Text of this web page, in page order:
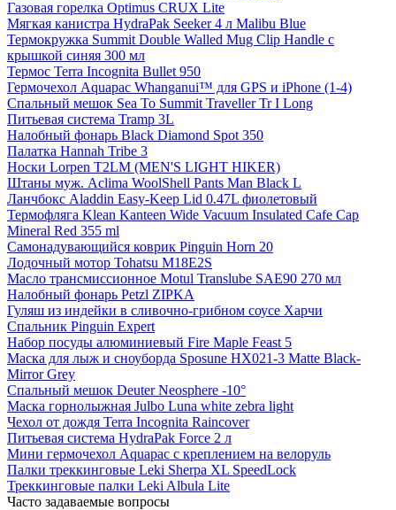
Газовая горелка Optimus CRUX Lite
Мягкая канистра HydraPak Seeker 4 л Malibu Blue
Термокружка Summit Double Walled Mug Clip Handle с
крышкой синяя 300 мл
Термос Terra Incognita Bullet 950
Гермочехол Aquapac Whanganui™ для GPS и iPhone (1-4)
Спальный мешок Sea To Summit Traveller Tr I Long
Питьевая система Tramp 3L
Налобный фонарь Black Diamond Spot 350
Палатка Hannah Tribe 3
Носки Lorpen T2LM (MEN'S LIGHT HIKER)
Штаны муж. Aclima WoolShell Pants Man Black L
Ланчбокс Aladdin Easy-Keep Lid 0.47L фиолетовый
Термофляга Klean Kanteen Wide Vacuum Insulated Cafe Cap
Mineral Red 355 ml
Самонадувающийся коврик Pinguin Horn 20
Лодочный мотор Tohatsu M18Е2S
Масло трансмиссионное Motul Translube SAE90 270 мл
Налобный фонарь Petzl ZIPKA
Гуляш из индейки в сливочно-грибном соусе Харчи
Спальник Pinguin Expert
Набор посуды алюминиевый Fire Maple Feast 5
Маска для лыж и сноуборда Sposune HX021-3 Matte Black-
Mirror Grey
Спальный мешок Deuter Neosphere -10°
Маска горнолыжная Julbo Luna white zebra light
Чехол от дождя Terra Incognita Raincover
Питьевая система HydraPak Force 2 л
Мини гермочехол Aquapac с креплением на велоруль
Палки треккинговые Leki Sherpa XL SpeedLock
Треккинговые палки Leki Albula Lite
Часто задаваемые вопросы